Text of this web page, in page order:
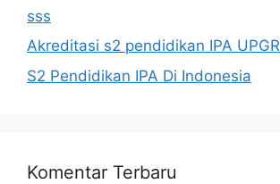
sss
Akreditasi s2 pendidikan IPA
S2 Pendidikan IPA Di Indonesia
Komentar Terbaru